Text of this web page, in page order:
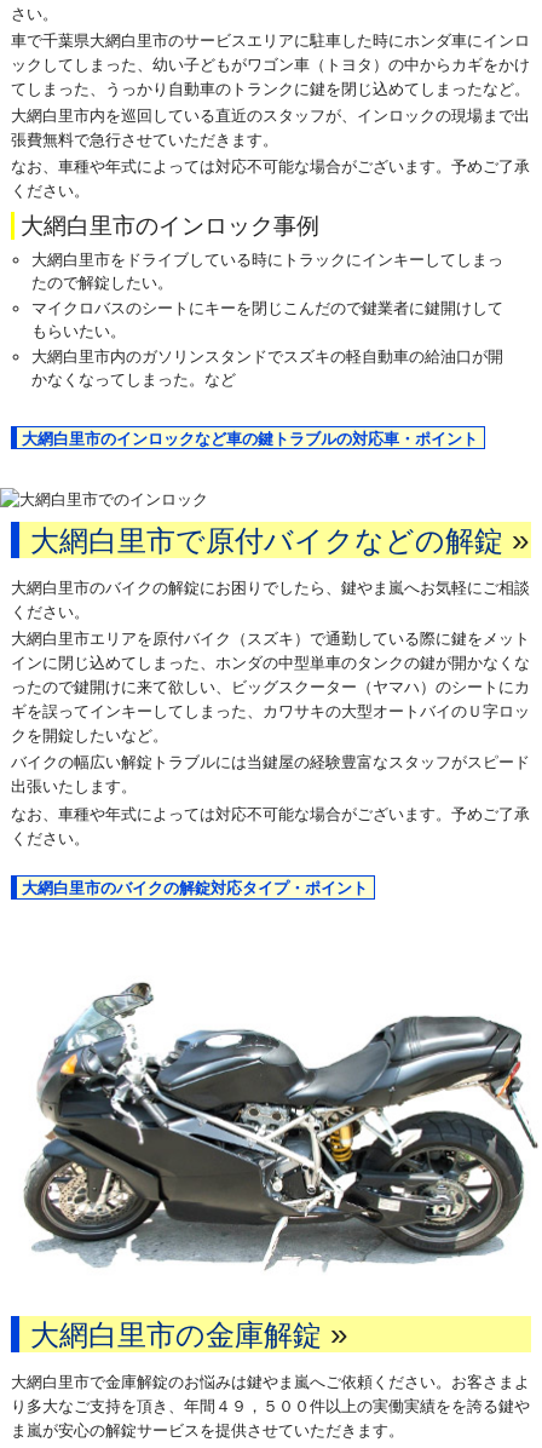
さい。
車で千葉県大網白里市のサービスエリアに駐車した時にホンダ車にインロ
ックしてしまった、幼い子どもがワゴン車（トヨタ）の中からカギをかけ
てしまった、うっかり自動車のトランクに鍵を閉じ込めてしまったなど。
大網白里市内を巡回している直近のスタッフが、インロックの現場まで出
張費無料で急行させていただきます。
なお、車種や年式によっては対応不可能な場合がございます。予めご了承
ください。
大網白里市のインロック事例
大網白里市をドライブしている時にトラックにインキーしてしまっ
たので解錠したい。
マイクロバスのシートにキーを閉じこんだので鍵業者に鍵開けして
もらいたい。
大網白里市内のガソリンスタンドでスズキの軽自動車の給油口が開
かなくなってしまった。など
大網白里市のインロックなど車の鍵トラブルの対応車・ポイント
大網白里市で原付バイクなどの解錠 »
大網白里市のバイクの解錠にお困りでしたら、鍵やま嵐へお気軽にご相談
ください。
大網白里市エリアを原付バイク（スズキ）で通勤している際に鍵をメット
インに閉じ込めてしまった、ホンダの中型単車のタンクの鍵が開かなくな
ったので鍵開けに来て欲しい、ビッグスクーター（ヤマハ）のシートにカ
ギを誤ってインキーしてしまった、カワサキの大型オートバイのＵ字ロッ
クを開錠したいなど。
バイクの幅広い解錠トラブルには当鍵屋の経験豊富なスタッフがスピード
出張いたします。
なお、車種や年式によっては対応不可能な場合がございます。予めご了承
ください。
大網白里市のバイクの解錠対応タイプ・ポイント
大網白里市の金庫解錠 »
大網白里市で金庫解錠のお悩みは鍵やま嵐へご依頼ください。お客さまよ
り多大なご支持を頂き、年間４９，５００件以上の実働実績をを誇る鍵や
ま嵐が安心の解錠サービスを提供させていただきます。